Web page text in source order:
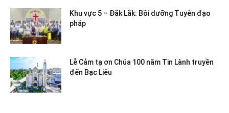
Khu vực 5 – Đắk Lắk: Bồi dưỡng Tuyên đạo
pháp
Lễ Cảm tạ ơn Chúa 100 năm Tin Lành truyền
đến Bạc Liêu